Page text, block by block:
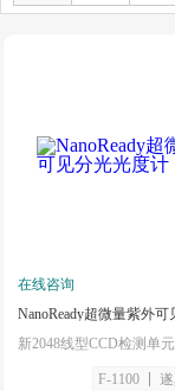
在线咨询
NanoReady超微量紫外
F-1100